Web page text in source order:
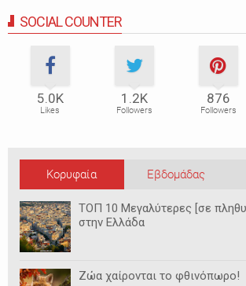
SOCIAL COUNTER
5.0Κ
Likes
1.2Κ
Followers
876
Followers
Κορυφαία Εβδομάδας
ΤΟΠ 10 Μεγαλύτερες [σε
στην Ελλάδα
Ζώα χαίρονται το φθινόπωρο!